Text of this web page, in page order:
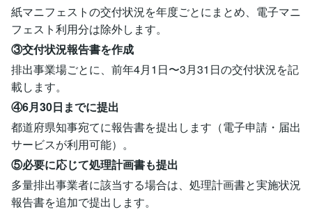
紙マニフェストの交付状況を年度ごとにまとめ、電子マニ
フェスト利用分は除外します。
③交付状況報告書を作成
排出事業場ごとに、前年4月1日〜3月31日の交付状況を記
載します。
④6月30日までに提出
都道府県知事宛てに報告書を提出します（電子申請・届出
サービスが利用可能）。
⑤必要に応じて処理計画書も提出
多量排出事業者に該当する場合は、処理計画書と実施状況
報告書を追加で提出します。